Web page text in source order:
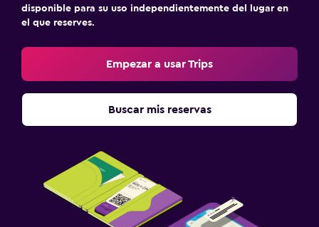
disponible para su uso independientemente del lugar en
el que reserves.
Empezar a usar Trips
Buscar mis reservas